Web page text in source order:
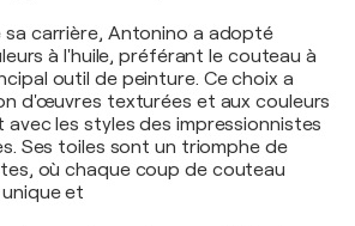
sa carrière, Antonino a adopté
à l'huile, préférant le couteau à
outil de peinture. Ce choix a
d'œuvres texturées et aux couleurs
avec les styles des impressionnistes
Ses toiles sont un triomphe de
où chaque coup de couteau
et